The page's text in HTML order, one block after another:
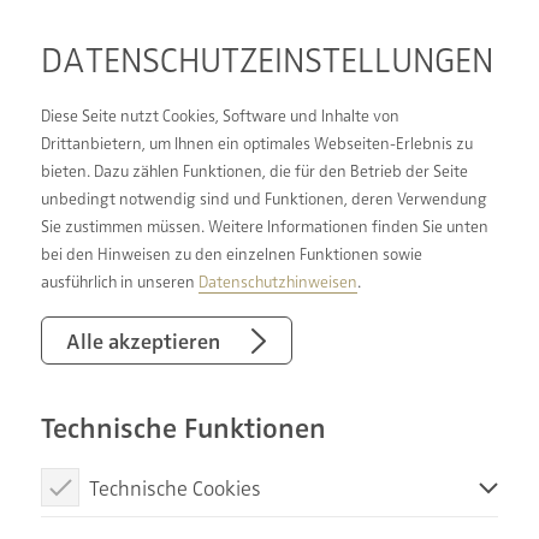
DATENSCHUTZ­EINSTELLUNGEN
Diese Seite nutzt Cookies, Software und Inhalte von
Drittanbietern, um Ihnen ein optimales Webseiten-Erlebnis zu
bieten. Dazu zählen Funktionen, die für den Betrieb der Seite
unbedingt notwendig sind und Funktionen, deren Verwendung
Sie zustimmen müssen. Weitere Informationen finden Sie unten
bei den Hinweisen zu den einzelnen Funktionen sowie
ausführlich in unseren Datenschutzhinweisen.
Alle akzeptieren
Technische Funktionen
Technische Cookies
BADSANIERUNG FÜR
OLDENBURG & UMGEBUNG
MIT EINER
BADSANIERUNG ZUM
WUNSCHBAD
Das heimische Badezimmer ist ein zentraler Raum